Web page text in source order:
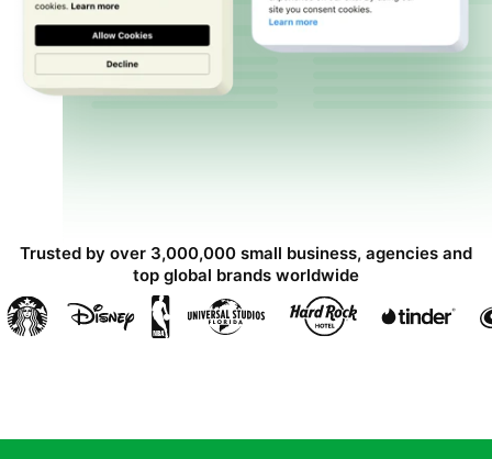
Trusted by over 3,000,000 small business, agencies and
top global brands worldwide